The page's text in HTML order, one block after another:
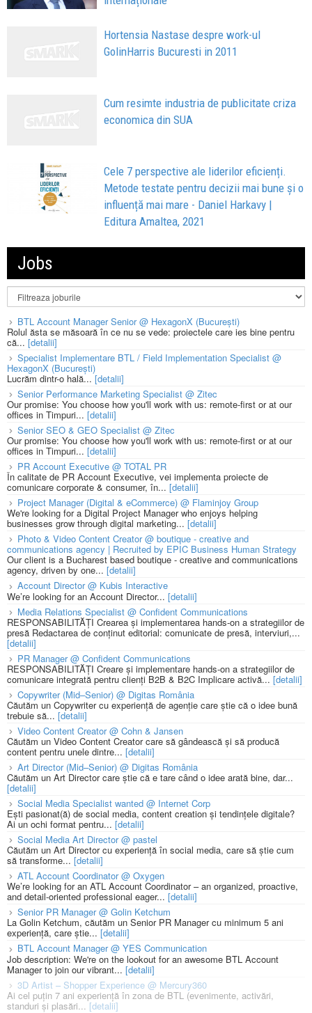
Hortensia Nastase despre work-ul
GolinHarris Bucuresti in 2011
Cum resimte industria de publicitate criza
economica din SUA
Cele 7 perspective ale liderilor eficienți.
Metode testate pentru decizii mai bune și o
influență mai mare - Daniel Harkavy |
Editura Amaltea, 2021
Jobs
BTL Account Manager Senior @ HexagonX (București)
Rolul ăsta se măsoară în ce nu se vede: proiectele care ies bine pentru
că... [detalii]
Specialist Implementare BTL / Field Implementation Specialist @
HexagonX (București)
Lucrăm dintr-o hală...[detalii]
Senior Performance Marketing Specialist @ Zitec
Our promise: You choose how you'll work with us: remote-first or at our
offices in Timpuri... [detalii]
Senior SEO & GEO Specialist @ Zitec
Our promise: You choose how you'll work with us: remote-first or at our
offices in Timpuri... [detalii]
PR Account Executive @ TOTAL PR
În calitate de PR Account Executive, vei implementa proiecte de
comunicare corporate & consumer, în... [detalii]
Project Manager (Digital & eCommerce) @ Flaminjoy Group
We're looking for a Digital Project Manager who enjoys helping
businesses grow through digital marketing... [detalii]
Photo & Video Content Creator @ boutique - creative and
communications agency | Recruited by EPIC Business Human Strategy
Our client is a Bucharest based boutique - creative and communications
agency, driven by one... [detalii]
Account Director @ Kubis Interactive
We’re looking for an Account Director... [detalii]
Media Relations Specialist @ Confident Communications
RESPONSABILITĂȚI Crearea și implementarea hands-on a strategiilor de
presă Redactarea de conținut editorial: comunicate de presă, interviuri,...
[detalii]
PR Manager @ Confident Communications
RESPONSABILITĂȚI Creare și implementare hands-on a strategiilor de
comunicare integrată pentru clienți B2B & B2C Implicare activă... [detalii]
Copywriter (Mid–Senior) @ Digitas România
Căutăm un Copywriter cu experiență de agenție care știe că o idee bună
trebuie să... [detalii]
Video Content Creator @ Cohn & Jansen
Căutăm un Video Content Creator care să gândească și să producă
content pentru unele dintre... [detalii]
Art Director (Mid–Senior) @ Digitas România
Căutăm un Art Director care știe că e tare când o idee arată bine, dar...
[detalii]
Social Media Specialist wanted @ Internet Corp
Ești pasionat(ă) de social media, content creation și tendințele digitale?
Ai un ochi format pentru... [detalii]
Social Media Art Director @ pastel
Căutăm un Art Director cu experiență în social media, care să știe cum
să transforme... [detalii]
ATL Account Coordinator @ Oxygen
We’re looking for an ATL Account Coordinator – an organized, proactive,
and detail-oriented professional eager... [detalii]
Senior PR Manager @ Golin Ketchum
La Golin Ketchum, căutăm un Senior PR Manager cu minimum 5 ani
experiență, care știe... [detalii]
BTL Account Manager @ YES Communication
Job description: We're on the lookout for an awesome BTL Account
Manager to join our vibrant... [detalii]
3D Artist – Shopper Experience @ Mercury360
Ai cel puțin 7 ani experiență în zona de BTL (evenimente, activări,
standuri și plasări...[detalii]